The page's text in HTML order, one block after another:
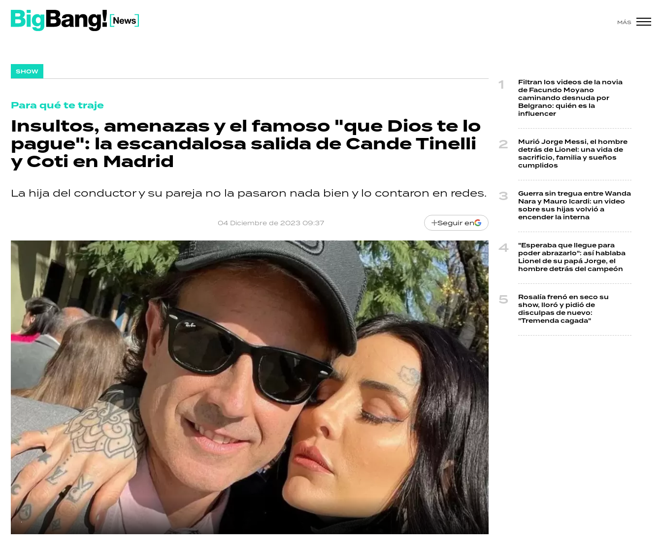
MÁS
SHOW
Para qué te traje
Insultos, amenazas y el famoso "que Dios te lo
pague": la escandalosa salida de Cande Tinelli
y Coti en Madrid
La hija del conductor y su pareja no la pasaron nada bien y lo contaron en redes.
04 Diciembre de 2023 09:37 Seguir en
.
Filtran los videos de la novia
de Facundo Moyano
caminando desnuda por
Belgrano: quién es la
influencer
Murió Jorge Messi, el hombre
detrás de Lionel: una vida de
sacrificio, familia y sueños
cumplidos
Guerra sin tregua entre Wanda
Nara y Mauro Icardi: un video
sobre sus hijas volvió a
encender la interna
"Esperaba que llegue para
poder abrazarlo": así hablaba
Lionel de su papá Jorge, el
hombre detrás del campeón
Rosalía frenó en seco su
show, lloró y pidió de
disculpas de nuevo:
"Tremenda cagada"